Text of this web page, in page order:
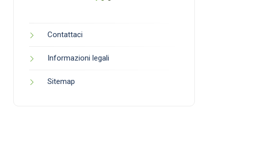
Contattaci
Informazioni legali
Sitemap